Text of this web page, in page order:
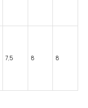
7,5 8 8